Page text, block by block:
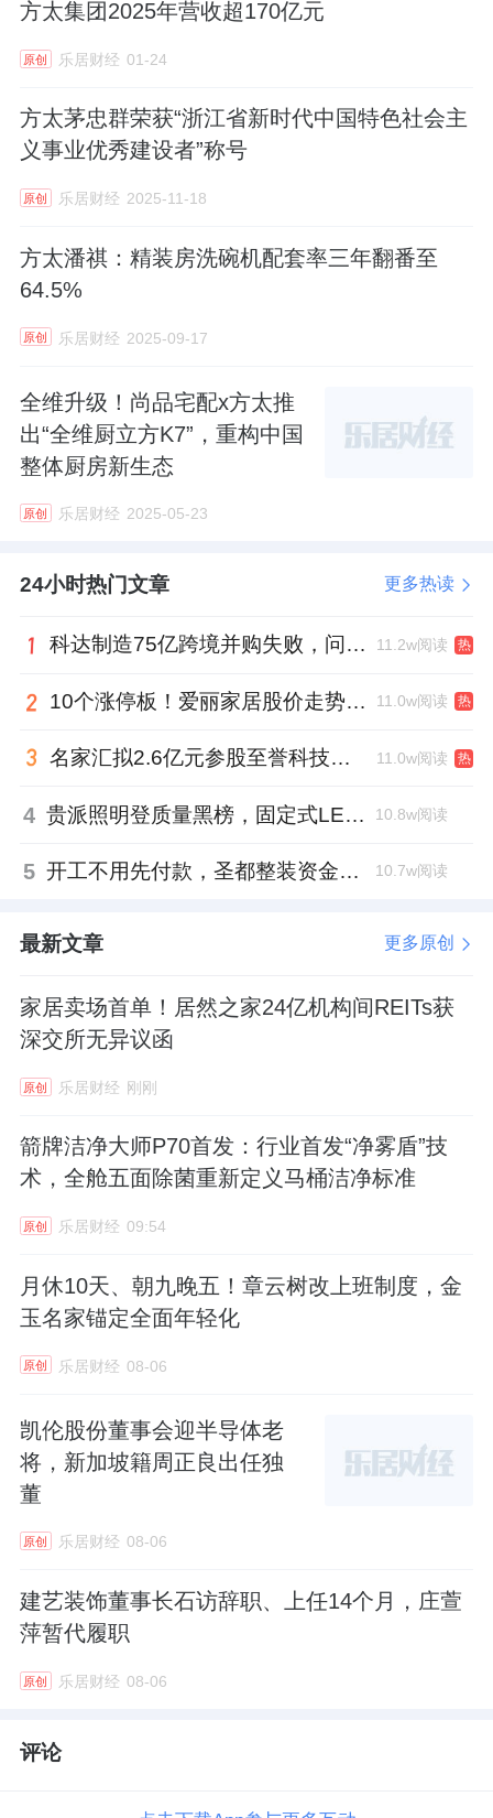
方太集团2025年营收超170亿元
原创 乐居财经 01-24
方太茅忠群荣获“浙江省新时代中国特色社会主
义事业优秀建设者”称号
原创 乐居财经 2025-11-18
方太潘祺：精装房洗碗机配套率三年翻番至
64.5%
原创 乐居财经 2025-09-17
全维升级！尚品宅配x方太推
出“全维厨立方K7”，重构中国
整体厨房新生态
原创 乐居财经 2025-05-23
24小时热门文章 更多热读
科达制造75亿跨境并购失败，问题出在哪一关？ 11.2w阅读 热
10个涨停板！爱丽家居股价走势有点狂 11.0w阅读 热
名家汇拟2.6亿元参股至誉科技，跨界布局工业级固态存储 11.0w阅读 热
4 贵派照明登质量黑榜，固定式LED灯具抽检不合格 10.8w阅读
5 开工不用先付款，圣都整装资金存管服务总额破50亿元 10.7w阅读
最新文章 更多原创
家居卖场首单！居然之家24亿机构间REITs获
深交所无异议函
原创 乐居财经 刚刚
箭牌洁净大师P70首发：行业首发“净雾盾”技
术，全舱五面除菌重新定义马桶洁净标准
原创 乐居财经 09:54
月休10天、朝九晚五！章云树改上班制度，金
玉名家锚定全面年轻化
原创 乐居财经 08-06
凯伦股份董事会迎半导体老
将，新加坡籍周正良出任独
董
原创 乐居财经 08-06
建艺装饰董事长石访辞职、上任14个月，庄萱
萍暂代履职
原创 乐居财经 08-06
评论